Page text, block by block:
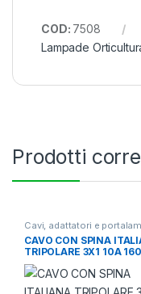
COD: 7508
Lampade
Prodotti
Cavi, adattatori e
Illuminazione
CAVO CON SPINA
TRIPOLARE 3X1 10A